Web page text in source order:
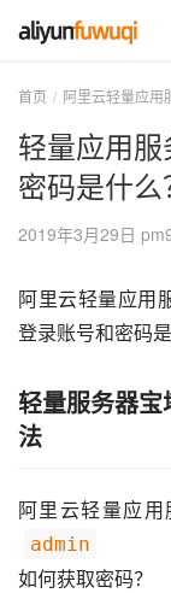
首页 阿里云轻量应用
轻量应用
密码是什么
2019年3月29日
阿里云轻量应用
登录账号和密码
轻量服务器
法
阿里云轻量应用
admin
如何获取密码？